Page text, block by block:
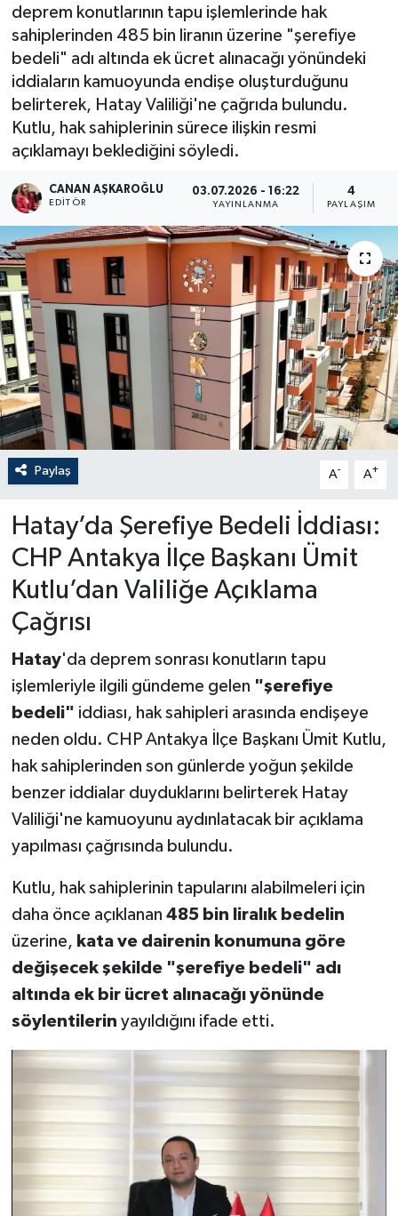
deprem konutlarının tapu işlemlerinde hak
sahiplerinden 485 bin liranın üzerine "şerefiye
bedeli" adı altında ek ücret alınacağı yönündeki
iddiaların kamuoyunda endişe oluşturduğunu
belirterek, Hatay Valiliği'ne çağrıda bulundu.
Kutlu, hak sahiplerinin sürece ilişkin resmi
açıklamayı beklediğini söyledi.
CANAN AŞKAROĞLU
EDITÖR
03.07.2026 - 16:22
YAYINLANMA
4
PAYLAŞIM
Paylaş A- A+
Hatay’da Şerefiye Bedeli İddiası:
CHP Antakya İlçe Başkanı Ümit
Kutlu’dan Valiliğe Açıklama
Çağrısı
Hatay'da deprem sonrası konutların tapu
işlemleriyle ilgili gündeme gelen "şerefiye
bedeli" iddiası, hak sahipleri arasında endişeye
neden oldu. CHP Antakya İlçe Başkanı Ümit Kutlu,
hak sahiplerinden son günlerde yoğun şekilde
benzer iddialar duyduklarını belirterek Hatay
Valiliği'ne kamuoyunu aydınlatacak bir açıklama
yapılması çağrısında bulundu.
Kutlu, hak sahiplerinin tapularını alabilmeleri için
daha önce açıklanan 485 bin liralık bedelin
üzerine, kata ve dairenin konumuna göre
değişecek şekilde "şerefiye bedeli" adı
altında ek bir ücret alınacağı yönünde
söylentilerin yayıldığını ifade etti.